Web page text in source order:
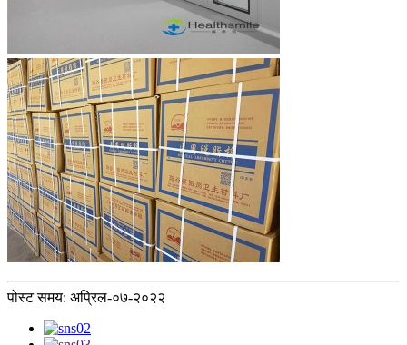
पोस्ट समय: अप्रिल-०७-२०२२